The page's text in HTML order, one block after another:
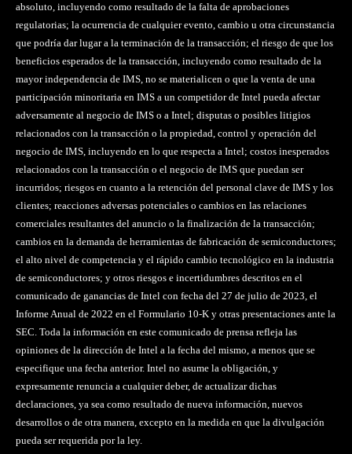
absoluto, incluyendo como resultado de la falta de aprobaciones
regulatorias; la ocurrencia de cualquier evento, cambio u otra circunstancia
que podría dar lugar a la terminación de la transacción; el riesgo de que los
beneficios esperados de la transacción, incluyendo como resultado de la
mayor independencia de IMS, no se materialicen o que la venta de una
participación minoritaria en IMS a un competidor de Intel pueda afectar
adversamente al negocio de IMS o a Intel; disputas o posibles litigios
relacionados con la transacción o la propiedad, control y operación del
negocio de IMS, incluyendo en lo que respecta a Intel; costos inesperados
relacionados con la transacción o el negocio de IMS que puedan ser
incurridos; riesgos en cuanto a la retención del personal clave de IMS y los
clientes; reacciones adversas potenciales o cambios en las relaciones
comerciales resultantes del anuncio o la finalización de la transacción;
cambios en la demanda de herramientas de fabricación de semiconductores;
el alto nivel de competencia y el rápido cambio tecnológico en la industria
de semiconductores; y otros riesgos e incertidumbres descritos en el
comunicado de ganancias de Intel con fecha del 27 de julio de 2023, el
Informe Anual de 2022 en el Formulario 10-K y otras presentaciones ante la
SEC. Toda la información en este comunicado de prensa refleja las
opiniones de la dirección de Intel a la fecha del mismo, a menos que se
especifique una fecha anterior. Intel no asume la obligación, y
expresamente renuncia a cualquier deber, de actualizar dichas
declaraciones, ya sea como resultado de nueva información, nuevos
desarrollos o de otra manera, excepto en la medida en que la divulgación
pueda ser requerida por la ley.